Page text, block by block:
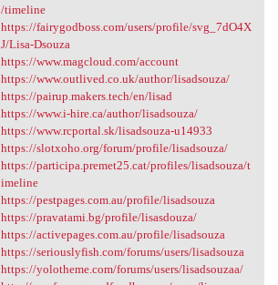
/timeline
https://fairygodboss.com/users/profile/svg_7dO4X
J/Lisa-Dsouza
https://www.magcloud.com/account
https://www.outlived.co.uk/author/lisadsouza/
https://pairup.makers.tech/en/lisad
https://www.i-hire.ca/author/lisadsouza/
https://www.rcportal.sk/lisadsouza-u14933
https://slotxoho.org/forum/profile/lisadsouza/
https://participa.premet25.cat/profiles/lisadsouza/t
imeline
https://pestpages.com.au/profile/lisadsouza
https://pravatami.bg/profile/lisasdouza/
https://activepages.com.au/profile/lisadsouza
https://seriouslyfish.com/forums/users/lisadsouza
https://yolotheme.com/forums/users/lisadsouzaa/